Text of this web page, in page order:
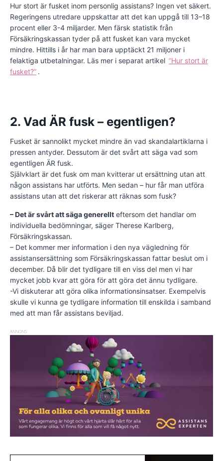
Hur stort är fusket inom personlig assistans? Ingen vet säkert.
Regeringens utredare uppskattar att det kan uppgå till 13–18
procent eller 3-4 miljarder. Men färsk statistik från
Försäkringskassan tyder på att fusket kan vara mycket
mindre. Hittills i år har man bara upptäckt 21 miljoner i
felaktiga utbetalningar. Läs mer i separat artikel ”Hur stort är
fusket?” .
2. Vad ÄR fusk – egentligen?
Fusket är sannolikt mycket mindre än vad skandalartiklarna i
pressen antyder. Dessutom är det svårt att säga vad som
egentligen ÄR fusk.
Självklart är det fusk om man kvitterar ut ersättning utan att
någon assistans har utförts. Men sedan – hur får man utföra
assistans utan att det riskerar att räknas som fusk?
– Det är svårt att säga generellt eftersom det handlar om
individuella bedömningar, säger Therese Karlberg,
Försäkringskassan.
– Det kommer mer information i den nya vägledning för
assistansersättning som Försäkringskassan fattar beslut om i
december. Då blir det tydligare till en viss del men vi har
mycket jobb kvar att göra för att göra det ännu tydligare.
-Vi diskuterar att göra olika informationsinsatser. Exempelvis
skulle vi kunna ge tydligare information till enskilda i samband
med att man får assistans beviljad.
ANNONS